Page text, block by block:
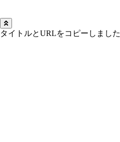
タイトルとURLをコピーしました